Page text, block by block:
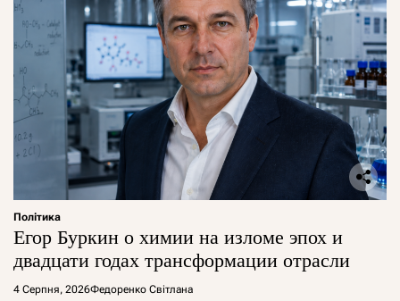
Політика
Егор Буркин о химии на изломе эпох и
двадцати годах трансформации отрасли
4 Серпня, 2026Федоренко Світлана